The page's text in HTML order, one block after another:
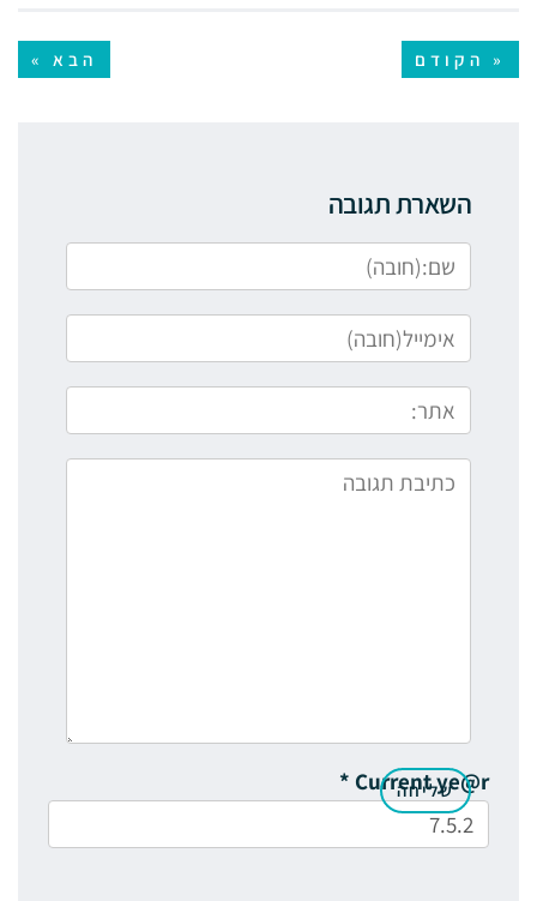
« הקודם הבא »
השארת תגובה
Current ye@r
*